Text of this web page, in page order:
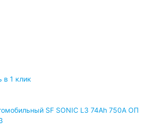
в 1 клик
SF SONIC L3 74Ah 750A ОП